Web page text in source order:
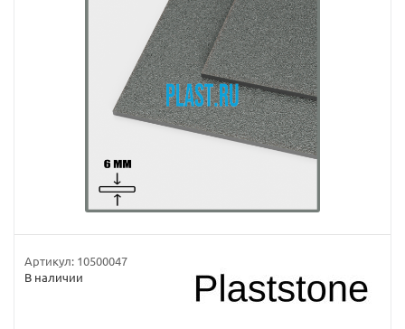
Артикул: 10500047
В наличии